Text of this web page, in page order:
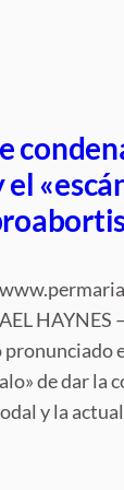
HAYNES
de dar
y la